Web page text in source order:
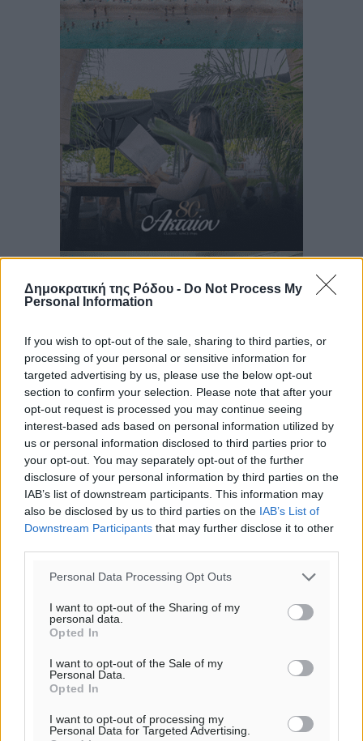
Δημοκρατική της Ρόδου - Do Not Process My
Personal Information
If you wish to opt-out of the sale, sharing to third parties, or
processing of your personal or sensitive information for
targeted advertising by us, please use the below opt-out
section to confirm your selection. Please note that after your
opt-out request is processed you may continue seeing
interest-based ads based on personal information utilized by
us or personal information disclosed to third parties prior to
your opt-out. You may separately opt-out of the further
disclosure of your personal information by third parties on the
IAB’s list of downstream participants. This information may
also be disclosed by us to third parties on the IAB’s List of
Downstream Participants that may further disclose it to other
Personal Data Processing Opt Outs
I want to opt-out of the Sharing of my
personal data.
Opted In
I want to opt-out of the Sale of my
Personal Data.
Opted In
I want to opt-out of processing my
Personal Data for Targeted Advertising.
Ροή ειδήσεων
Ρόδος: «Βουλιάζει» από τουρίστες – Πάνω από 1 εκατ.
επιβάτες και 55 κρουαζιερόπλοια
Τοπικές Ειδήσεις• πριν 7 λεπτά
αγωνιστικών της κανονικής περιόδου
Αθλητικά• πριν 5 ώρες
Συνελήφθησαν δύο άτομα στην Κάρπαθο για άγρα
Τοπικές Ειδήσεις• πριν 6 ώρες